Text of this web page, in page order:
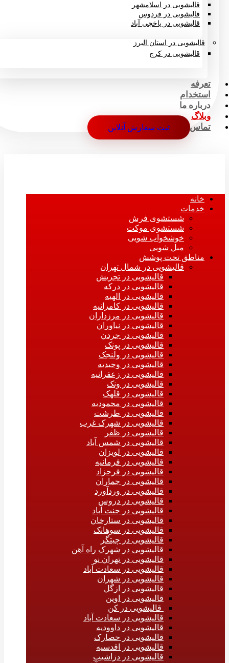
قالیشویی در اسلامشهر
قالیشویی در فردوس
قالیشویی در یاخچی آباد
قالیشویی در استان البرز
قالیشویی در کرج
تعرفه
استخدام
درباره ما
وبلاگ
تماس
ثبت سفارش آنلاین
خانه
خدمات
شستشوی فرش
شستشوی موکت
خوشخواب شویی
مبل شویی
مناطق تحت پوشش
قالیشویی در شمال تهران
قالیشویی در تجریش
قالیشویی در درکه
قالیشویی در الهیه
قالیشویی در کامرانیه
قالیشویی در مرزداران
قالیشویی در نیاوران
قالیشویی در جردن
قالیشویی در پونک
قالیشویی در ولنجک
قالیشویی در وحیدیه
قالیشویی در زعفرانیه
قالیشویی در ونک
قالیشویی در قلهک
قالیشویی در محمودیه
قالیشویی در طرشت
قالیشویی در شهرک غرب
قالیشویی در ظفر
قالیشویی در شمس آباد
قالیشویی در لویزان
قالیشویی در فرمانیه
قالیشویی در فرحزاد
قالیشویی در جماران
قالیشویی در وردآورد
قالیشویی در دروس
قالیشویی در جنت آباد
قالیشویی در ستارخان
قالیشویی در سوهانک
قالیشویی در چیتگر
قالیشویی در شهرک راه آهن
قالیشویی در تهران نو
قالیشویی در سعادت آباد
قالیشویی در شهران
قالیشویی در ازگل
قالیشویی در اوین
قالیشویی در کن
قالیشویی در سعادت آباد
قالیشویی در داوودیه
قالیشویی در حصارک
قالیشویی در اقدسیه
قالیشویی در دزاشیب